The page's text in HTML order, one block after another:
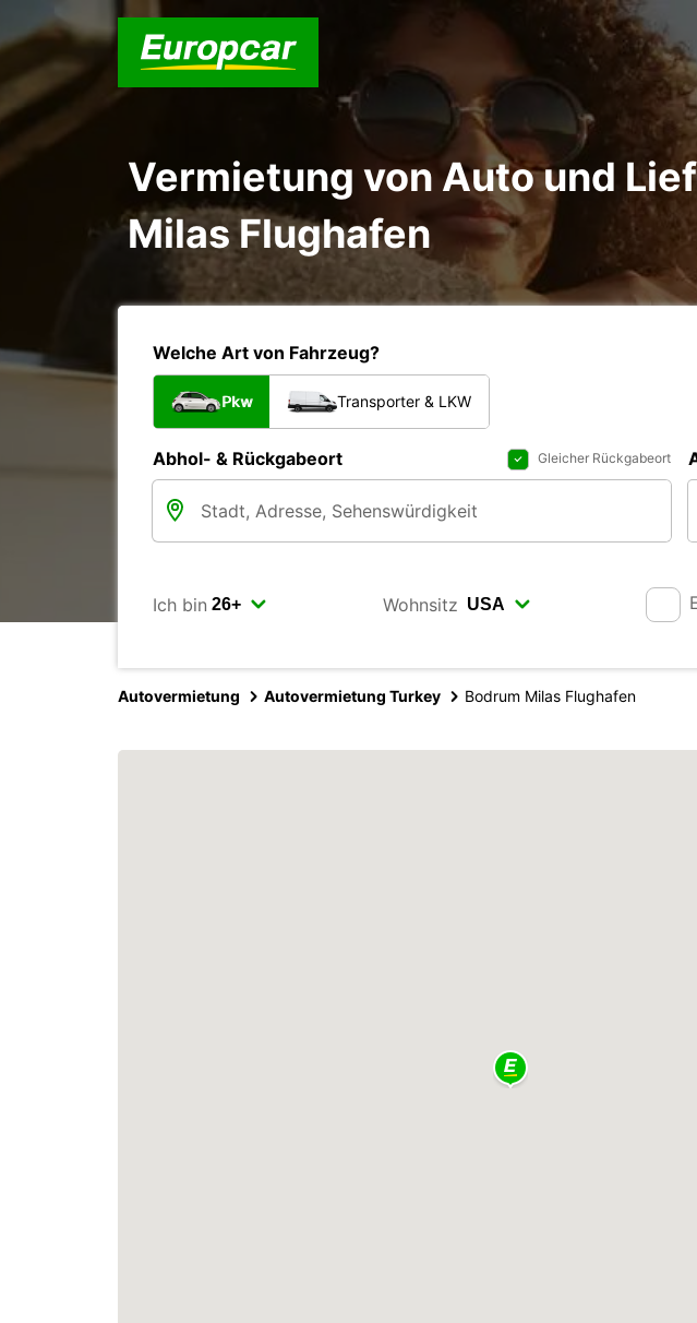
Vermietung von Auto und
Milas Flughafen
Welche Art von Fahrzeug?
Pkw Transporter & LKW
Abhol- & Rückgabeort Gleicher Rückgabeort
Ich bin Wohnsitz
Autovermietung Autovermietung Turkey Bodrum Milas Flughafen